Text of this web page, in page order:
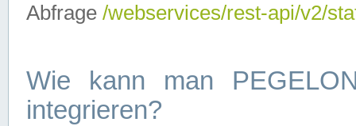
Abfrage /webservices/rest-api/v2/
Wie kann man
integrieren?